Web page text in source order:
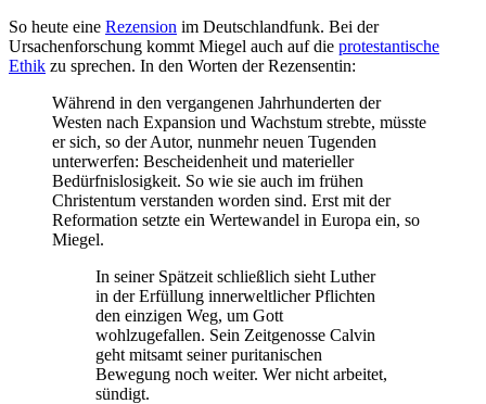
So heute eine Rezension im Deutschlandfunk. Bei der
Ursachenforschung kommt Miegel auch auf die protestantische
Ethik zu sprechen. In den Worten der Rezensentin:
Während in den vergangenen Jahrhunderten der
Westen nach Expansion und Wachstum strebte, müsste
er sich, so der Autor, nunmehr neuen Tugenden
unterwerfen: Bescheidenheit und materieller
Bedürfnislosigkeit. So wie sie auch im frühen
Christentum verstanden worden sind. Erst mit der
Reformation setzte ein Wertewandel in Europa ein, so
Miegel.
In seiner Spätzeit schließlich sieht Luther
in der Erfüllung innerweltlicher Pflichten
den einzigen Weg, um Gott
wohlzugefallen. Sein Zeitgenosse Calvin
geht mitsamt seiner puritanischen
Bewegung noch weiter. Wer nicht arbeitet,
sündigt.